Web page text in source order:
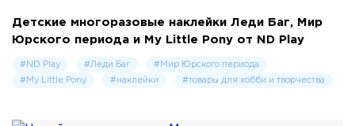
Детские многоразовые наклейки Леди Баг, Мир
Юрского периода и My Little Pony от ND Play
#ND Play #Леди Баг
#Мир Юрского периода
#My Little Pony
#наклейки #товары для хобби и творчества